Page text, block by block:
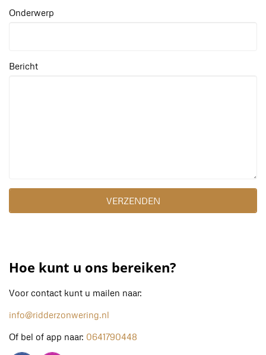
Onderwerp
Bericht
VERZENDEN
Hoe kunt u ons bereiken?
Voor contact kunt u mailen naar:
info@ridderzonwering.nl
Of bel of app naar: 0641790448